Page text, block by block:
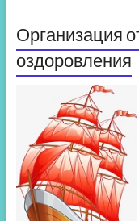
Организация
оздоровления